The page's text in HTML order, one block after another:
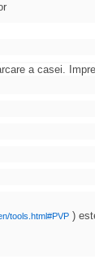
a casei.
tools.html#PVP )